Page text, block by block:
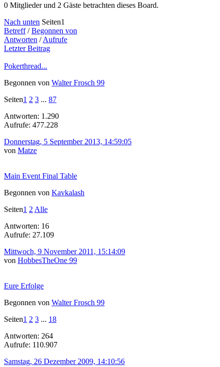
0 Mitglieder und 2 Gäste betrachten dieses Board.
Nach unten Seiten1
Betreff/Begonnen von
Antworten /Aufrufe
Letzter Beitrag
Pokerthread...
Begonnen von Walter Frosch 99
Seiten1 2 3 ... 87
Antworten: 1.290
Aufrufe: 477.228
Donnerstag, 5 September 2013, 14:59:05
von Matze
Main Event Final Table
Begonnen von Kavkalash
Seiten1 2 Alle
Antworten: 16
Aufrufe: 27.109
Mittwoch, 9 November 2011, 15:14:09
von HobbesTheOne 99
Eure Erfolge
Begonnen von Walter Frosch 99
Seiten1 2 3 ... 18
Antworten: 264
Aufrufe: 110.907
Samstag, 26 Dezember 2009, 14:10:56